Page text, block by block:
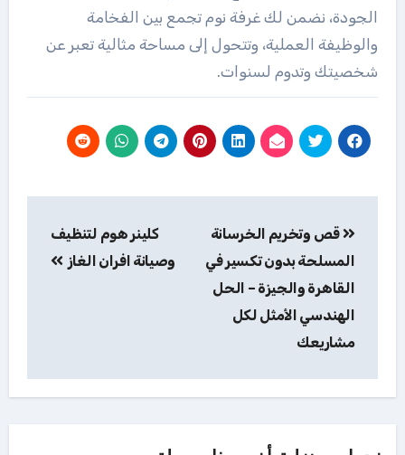
الجودة، نضمن لك غرفة نوم تجمع بين الفخامة
والوظيفة العملية، وتتحول إلى مساحة مثالية تعبر عن
شخصيتك وتدوم لسنوات.
المقالات
قص وتخريم الخرسانة
المسلحة بدون تكسير في
القاهرة والجيزة – الحل
الهندسي الأمثل لكل
مشاريعك
كلينر هوم لتنظيف
وصيانة افران الغاز